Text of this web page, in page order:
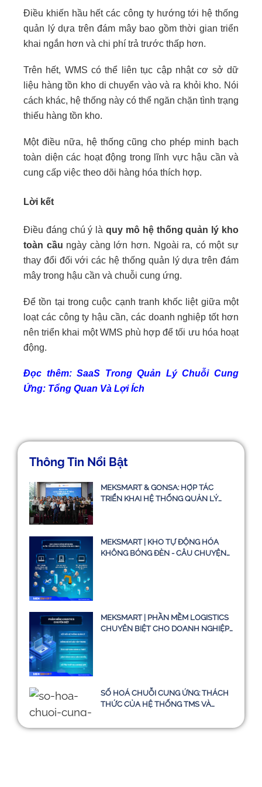
Điều khiến hầu hết các công ty hướng tới hệ thống
quản lý dựa trên đám mây bao gồm thời gian triển
khai ngắn hơn và chi phí trả trước thấp hơn.
Trên hết, WMS có thể liên tục cập nhật cơ sở dữ
liệu hàng tồn kho di chuyển vào và ra khỏi kho. Nói
cách khác, hệ thống này có thể ngăn chặn tình trạng
thiếu hàng tồn kho.
Một điều nữa, hệ thống cũng cho phép minh bạch
toàn diện các hoạt động trong lĩnh vực hậu cần và
cung cấp việc theo dõi hàng hóa thích hợp.
Lời kết
Điều đáng chú ý làquy mô hệ thống quản lý kho
toàn cầu ngày càng lớn hơn. Ngoài ra, có một sự
thay đổi đối với các hệ thống quản lý dựa trên đám
mây trong hậu cần và chuỗi cung ứng.
Để tồn tại trong cuộc cạnh tranh khốc liệt giữa một
loạt các công ty hậu cần, các doanh nghiệp tốt hơn
nên triển khai một WMS phù hợp để tối ưu hóa hoạt
động.
Đọc thêm:SaaS Trong Quản Lý Chuỗi Cung
Ứng: Tổng Quan Và Lợi Ích
Thông Tin Nổi Bật
MEKSMART & GONSA: HỢP TÁC
TRIỂN KHAI HỆ THỐNG QUẢN LÝ
MEKSMART | KHO TỰ ĐỘNG HÓA
KHÔNG BÓNG ĐÈN - CÂU CHUYỆN
MEKSMART | PHẦN MỀM LOGISTICS
CHUYÊN BIỆT CHO DOANH NGHIỆP
SỐ HOÁ CHUỖI CUNG ỨNG: THÁCH
THỨC CỦA HỆ THỐNG TMS VÀ
2030